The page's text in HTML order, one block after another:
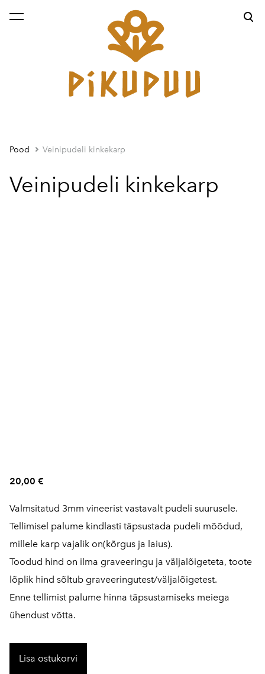
lisati ostukorvi. Vaata ostukorvi
Pood Veinipudeli kinkekarp
Veinipudeli kinkekarp
20,00 €
Valmsitatud 3mm vineerist vastavalt pudeli suurusele.
Tellimisel palume kindlasti täpsustada pudeli mõõdud,
millele karp vajalik on(kõrgus ja laius).
Toodud hind on ilma graveeringu ja väljalõigeteta, toote
lõplik hind sõltub graveeringutest/väljalõigetest.
Enne tellimist palume hinna täpsustamiseks meiega
ühendust võtta.
Lisa ostukorvi